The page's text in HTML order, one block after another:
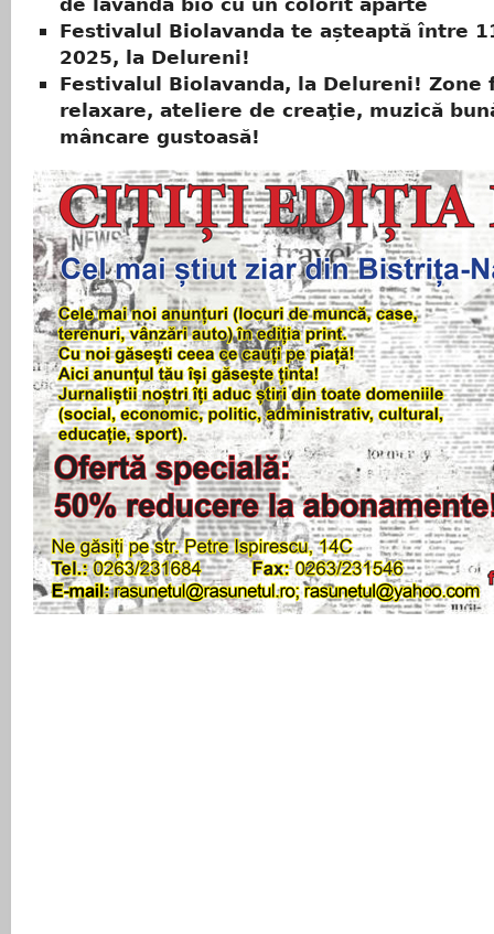
de lavandă bio cu un colorit aparte
Festivalul Biolavanda te așteaptă între
2025, la Delureni!
Festivalul Biolavanda, la Delureni! Zone
relaxare, ateliere de creaţie, muzică
mâncare gustoasă!